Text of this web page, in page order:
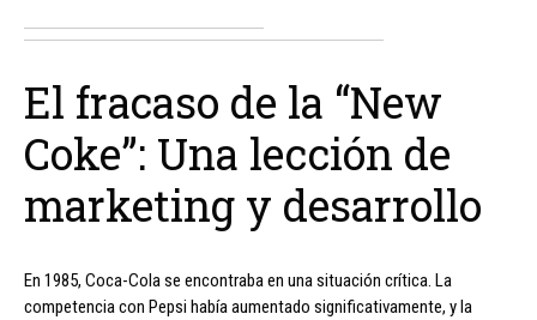
El fracaso de la “New
Coke”: Una lección de
marketing y desarrollo
En 1985, Coca-Cola se encontraba en una situación crítica. La
competencia con Pepsi había aumentado significativamente, y la